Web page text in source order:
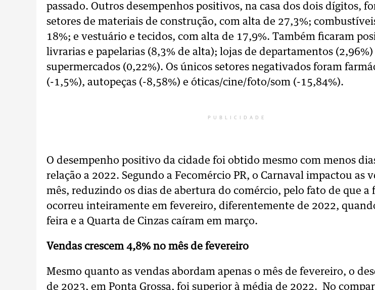
passado. Outros desempenhos positivos, na casa dos dois dígitos,
setores de materiais de construção, com alta de 27,3%;
18%; e vestuário e tecidos, com alta de 17,9%. Também ficaram
livrarias e papelarias (8,3% de alta); lojas de departamentos (2,96%)
supermercados (0,22%). Os únicos setores negativados foram
(-1,5%), autopeças (-8,58%) e óticas/cine/foto/som (-15,84%).
PUBLICIDADE
O desempenho positivo da cidade foi obtido mesmo com menos
relação a 2022. Segundo a Fecomércio PR, o Carnaval impactou as
mês, reduzindo os dias de abertura do comércio, pelo fato de que a
ocorreu inteiramente em fevereiro, diferentemente de 2022,
feira e a Quarta de Cinzas caíram em março.
Vendas crescem 4,8% no mês de fevereiro
Mesmo quanto as vendas abordam apenas o mês de fevereiro, o
de 2023, em Ponta Grossa, foi superior à média de 2022. No